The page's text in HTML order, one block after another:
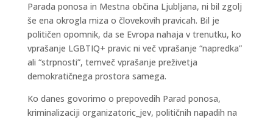
Parada ponosa in Mestna občina Ljubljana, ni bil zgolj
še ena okrogla miza o človekovih pravicah. Bil je
političen opomnik, da se Evropa nahaja v trenutku, ko
vprašanje LGBTIQ+ pravic ni več vprašanje “napredka”
ali “strpnosti”, temveč vprašanje preživetja
demokratičnega prostora samega.
Ko danes govorimo o prepovedih Parad ponosa,
kriminalizaciji organizatoric_jev, političnih napadih na